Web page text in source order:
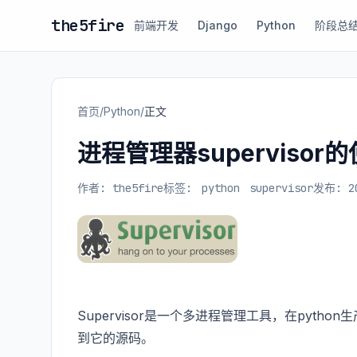
the5fire 前端开发 Django Python 阶段总
首页/Python/正文
进程管理器supervisor的
作者: the5fire标签: python supervisor发布:
Supervisor是一个多进程管理工具，在python
到它的源码。